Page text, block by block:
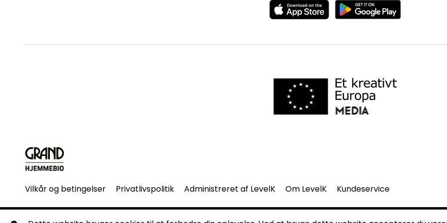
Vilkår og betingelser Privatlivspolitik Administreret af LevelK Om LevelK Kundeservice